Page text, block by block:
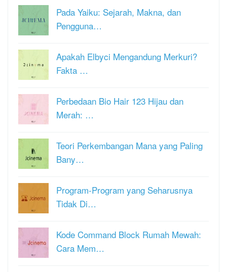
Pada Yaiku: Sejarah, Makna, dan
Pengguna…
Apakah Elbyci Mengandung Merkuri?
Fakta …
Perbedaan Bio Hair 123 Hijau dan
Merah: …
Teori Perkembangan Mana yang Paling
Bany…
Program-Program yang Seharusnya
Tidak Di…
Kode Command Block Rumah Mewah:
Cara Mem…